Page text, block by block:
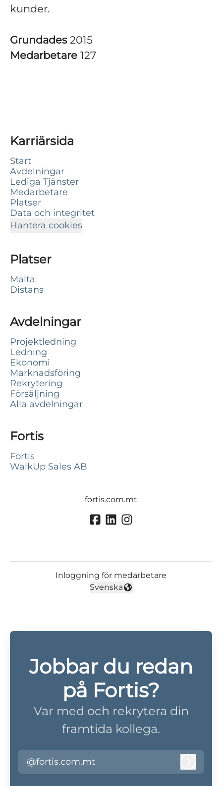
kunder.
Grundades 2015
Medarbetare 127
Karriärsida
Start
Avdelningar
Lediga Tjänster
Medarbetare
Platser
Data och integritet
Hantera cookies
Platser
Malta
Distans
Avdelningar
Projektledning
Ledning
Ekonomi
Marknadsföring
Rekrytering
Försäljning
Alla avdelningar
Fortis
Fortis
WalkUp Sales AB
fortis.com.mt
Inloggning för medarbetare
Byt språk
Svenska
Jobbar du redan
på Fortis?
Var med och rekrytera din
framtida kollega.
@fortis.com.mt